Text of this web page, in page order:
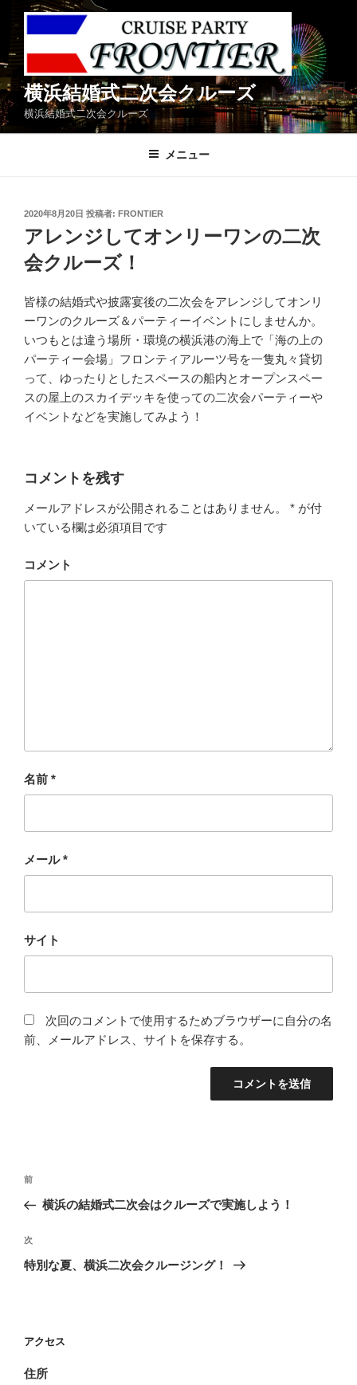
ン
ツ
へ
ス
横浜結婚式二次会クルーズ
横浜結婚式二次会クルーズ
メニュー
投
稿
日:
2020年8月20日 投稿者: FRONTIER
アレンジしてオンリーワンの二次
会クルーズ！
皆様の結婚式や披露宴後の二次会をアレンジしてオンリ
ーワンのクルーズ＆パーティーイベントにしませんか。
いつもとは違う場所・環境の横浜港の海上で「海の上の
パーティー会場」フロンティアルーツ号を一隻丸々貸切
って、ゆったりとしたスペースの船内とオープンスペー
スの屋上のスカイデッキを使っての二次会パーティーや
イベントなどを実施してみよう！
コメントを残す
メールアドレスが公開されることはありません。 * が付
いている欄は必須項目です
コメント
名前 *
メール*
サイト
次回のコメントで使用するためブラウザーに自分の名
前、メールアドレス、サイトを保存する。
投
ビ
ゲ
ン
前
の
稿
前
横浜の結婚式二次会はクルーズで実施しよう！
次
の
次
特別な夏、横浜二次会クルージング！
アクセス
住所